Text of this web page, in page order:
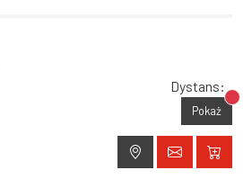
Dystans:
Pokaż